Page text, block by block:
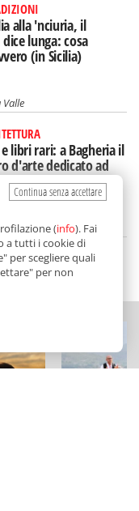
alla 'nciuria, il
lunga: cosa
(in Sicilia)
Valle
libri rari: a Bagheria il
d'arte dedicato ad
Continua senza accettare
(info). Fai
a tutti i cookie di
per scegliere quali
per non